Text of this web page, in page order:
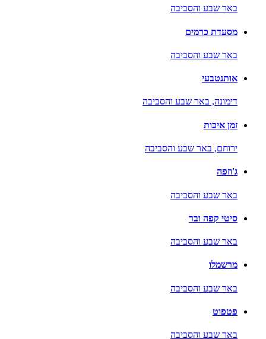
באר שבע והסביבה
מסעדת כרמים
באר שבע והסביבה
אותנטבעי
דימונה, באר שבע והסביבה
זמן איכות
ירוחם, באר שבע והסביבה
ג'וזפה
באר שבע והסביבה
סיטי קפה ובר
באר שבע והסביבה
מרשמלו
באר שבע והסביבה
פטפוט
באר שבע והסביבה